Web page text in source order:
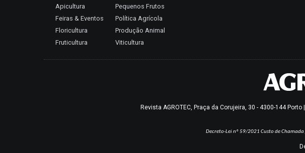
Apicultura
Feiras & Eventos
Floricultura
Fruticultura
Pequenos Frutos
Política Agrícola
Produção Animal
Viticultura
Revista AGROTEC, Praça da Corujeira, 30 - 4300-144
Decreto-Lei nº 59/2021 Custo de